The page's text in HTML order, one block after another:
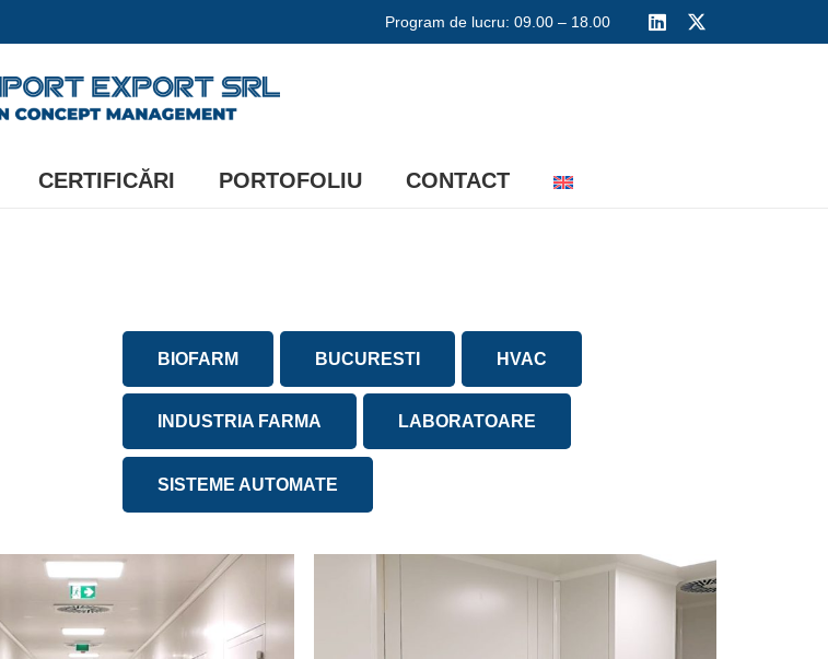
Program de lucru: 09.00 – 18.00
CERTIFICĂRI PORTOFOLIU CONTACT
BIOFARM BUCURESTI HVAC
INDUSTRIA FARMA LABORATOARE
SISTEME AUTOMATE